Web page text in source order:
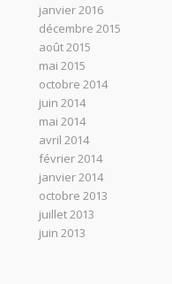
janvier 2016
décembre 2015
août 2015
mai 2015
octobre 2014
juin 2014
mai 2014
avril 2014
février 2014
janvier 2014
octobre 2013
juillet 2013
juin 2013